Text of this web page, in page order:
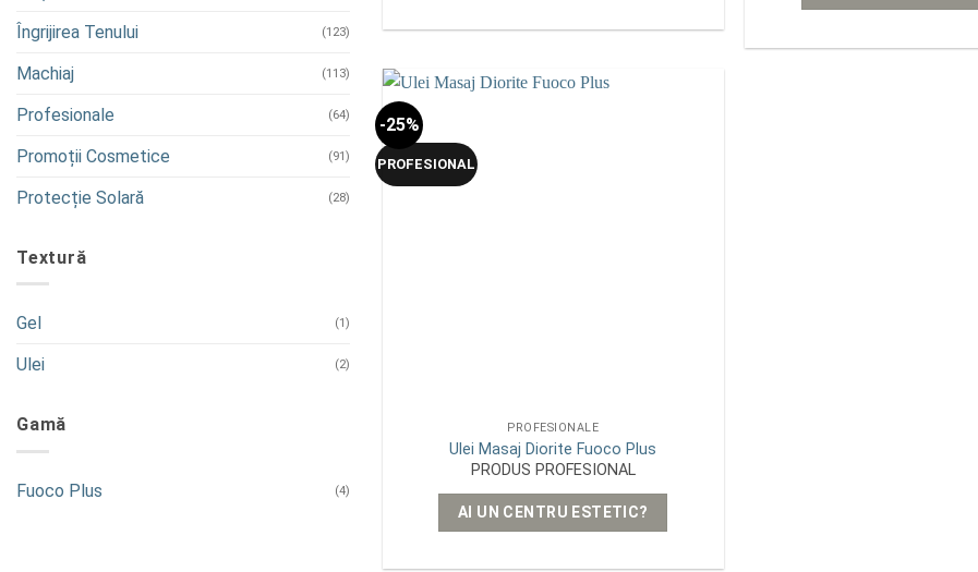
Îngrijirea Tenului (123)
Machiaj (113)
Profesionale (64)
Promoții Cosmetice (91)
Protecție Solară (28)
Textură
Gel (1)
Ulei (2)
Gamă
Fuoco Plus (4)
-25%
PROFESIONAL
PROFESIONALE
Ulei Masaj Diorite Fuoco Plus
PRODUS PROFESIONAL
AI UN CENTRU ESTETIC?